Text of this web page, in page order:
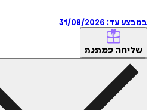
במבצע עד: 31/08/2026
שליחה כמתנה